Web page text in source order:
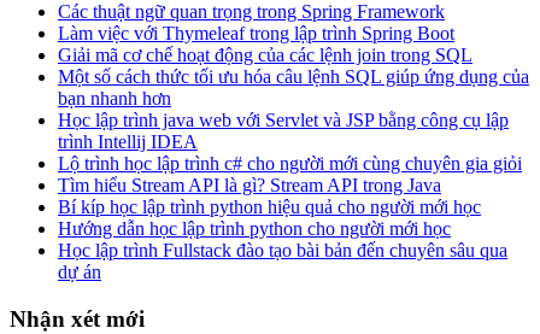
Các thuật ngữ quan trọng trong Spring Framework
Làm việc với Thymeleaf trong lập trình Spring Boot
Giải mã cơ chế hoạt động của các lệnh join trong SQL
Một số cách thức tối ưu hóa câu lệnh SQL giúp ứng dụng của
bạn nhanh hơn
Học lập trình java web với Servlet và JSP bằng công cụ lập
trình Intellij IDEA
Lộ trình học lập trình c# cho người mới cùng chuyên gia giỏi
Tìm hiểu Stream API là gì? Stream API trong Java
Bí kíp học lập trình python hiệu quả cho người mới học
Hướng dẫn học lập trình python cho người mới học
Học lập trình Fullstack đào tạo bài bản đến chuyên sâu qua
dự án
Nhận xét mới